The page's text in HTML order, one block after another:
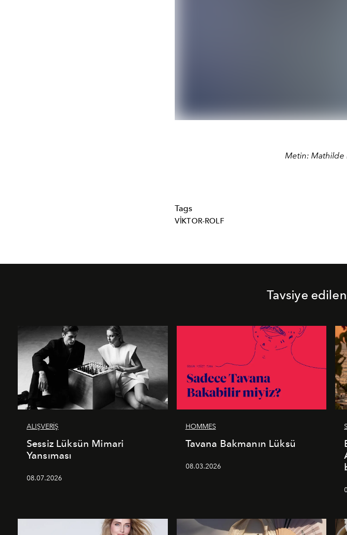
Metin: Mathilde
Tags
VIKTOR-ROLF
Tavsiye
ALIŞVERİŞ
Sessiz Lüksün Mimari
Yansıması
08.07.2026
HOMMES
Tavana Bakmanın Lüksü
08.03.2026